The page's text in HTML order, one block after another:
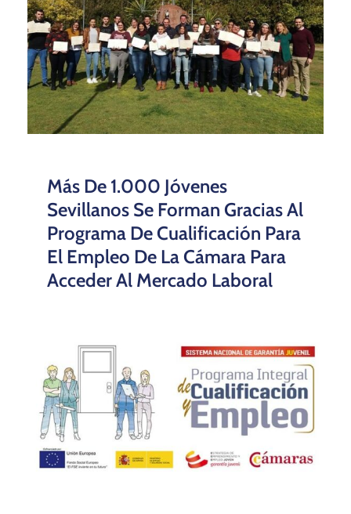
Más De 1.000 Jóvenes
Sevillanos Se Forman Gracias Al
Programa De Cualificación Para
El Empleo De La Cámara Para
Acceder Al Mercado Laboral